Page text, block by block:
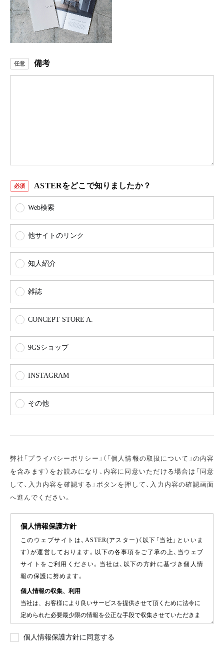
備考
ASTERをどこで知りましたか？
Web検索
他サイトのリンク
知人紹介
雑誌
CONCEPT STORE A.
9GSショップ
INSTAGRAM
その他
弊社「プライバシーポリシー」（「個人情報の取扱について」の内容
を含みます）をお読みになり、内容に同意いただける場合は「同意
して、入力内容を確認する」ボタンを押して、入力内容の確認画面
へ進んでください。
個人情報保護方針
このウェブサイトは、ASTER(アスター)（以下「当社」といいま
す）が運営しております。以下の各事項をご了承の上、当ウェブ
サイトをご利用ください。当社は、以下の方針に基づき個人情
報の保護に努めます。
個人情報の収集、利用
当社は、お客様により良いサービスを提供させて頂くために法令に
定められた必要最少限の情報を公正な手段で収集させていただきま
用し、法令等で認められている場合を除いて、お客様のご承諾なく
個人情報保護方針に同意する